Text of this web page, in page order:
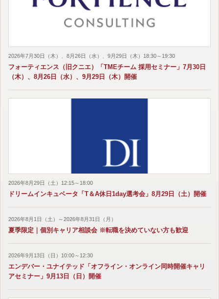
2026年7月30日（木）、8月26日（水）、9月29日（木）18:30～19:30
フォーティエンス（旧クニエ）「TMEチーム 採用セミナー」7月30日
（木）、8月26日（水）、9月29日（木）開催
2026年8月29日（土）12:15～18:00
ドリームインキュベータ「T＆A休日1day選考会」8月29日（土）開催
2026年8月1日（土）～2026年8月31日（月）
夏季限定｜個別キャリア相談会 ※転職を決めていない方も歓迎
2026年9月13日（日）10:00～12:30
エンデバー・ユナイテッド「オフライン・オンライン同時開催キャリ
アセミナー」9月13日（日）開催